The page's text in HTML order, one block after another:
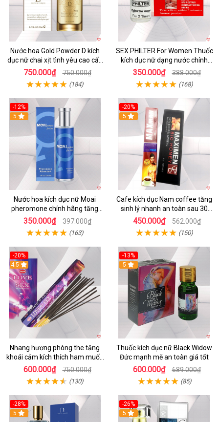
Nước hoa Gold Powder D kích
dục nữ chai xịt tình yêu cao cấp
chính hãng
750.000₫ 750.000₫
(184)
SEX PHILTER For Women Thuốc
kích dục nữ dạng nước chính
hãng Mỹ tốt nhất
350.000₫ 388.000₫
(168)
-12%
5
Nước hoa kích dục nữ Moai
pheromone chính hãng tăng
ham muốn nhanh
350.000₫ 397.000₫
(163)
-20%
5
Cafe kích dục Nam coffee tăng
sinh lý nhanh an toàn sau 30
phút
450.000₫ 562.000₫
(150)
-20%
4.5
Nhang hương phòng the tăng
khoái cảm kích thích ham muốn
nhẹ nhàng
600.000₫ 750.000₫
(130)
-13%
5
Thuốc kích dục nữ Black Widow
Đức mạnh mẽ an toàn giá tốt
600.000₫ 689.000₫
(85)
-28%
5
-26%
5